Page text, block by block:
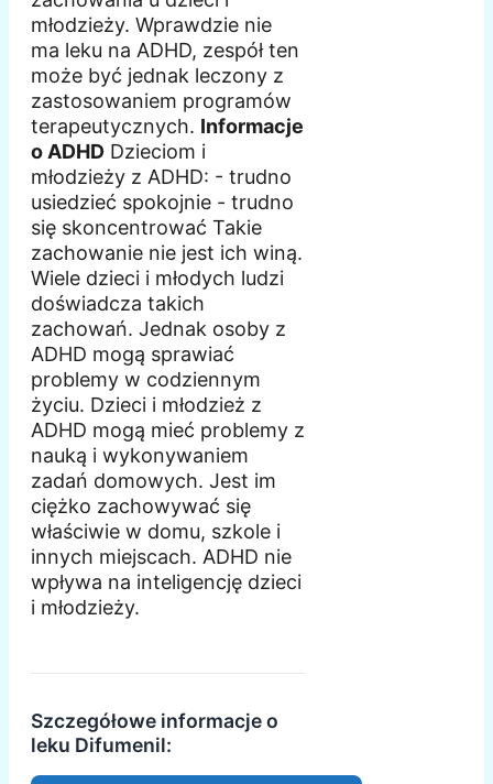
młodzieży. Wprawdzie nie
ma leku na ADHD, zespół ten
może być jednak leczony z
zastosowaniem programów
terapeutycznych. Informacje
o ADHD Dzieciom i
młodzieży z ADHD: - trudno
usiedzieć spokojnie - trudno
się skoncentrować Takie
zachowanie nie jest ich winą.
Wiele dzieci i młodych ludzi
doświadcza takich
zachowań. Jednak osoby z
ADHD mogą sprawiać
problemy w codziennym
życiu. Dzieci i młodzież z
ADHD mogą mieć problemy z
nauką i wykonywaniem
zadań domowych. Jest im
ciężko zachowywać się
właściwie w domu, szkole i
innych miejscach. ADHD nie
wpływa na inteligencję dzieci
i młodzieży.
Szczegółowe informacje o
leku Difumenil: